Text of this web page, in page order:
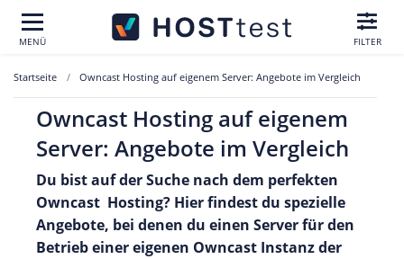
MENÜ FILTER
Startseite Owncast Hosting auf eigenem Server: Angebote im Vergleich
Owncast Hosting auf eigenem
Server: Angebote im Vergleich
Du bist auf der Suche nach dem perfekten
Owncast Hosting? Hier findest du spezielle
Angebote, bei denen du einen Server für den
Betrieb einer eigenen Owncast Instanz der